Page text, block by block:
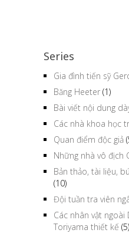
Series
Gia đình tiến sỹ
Băng Heeter (1)
Bài viết nội dung
Các nhà khoa học
Quan điểm độc giả
Những nhà vô địch
Bản thảo, tài liệu,
(10)
Đội tuần tra viên
Các nhân vật ngoài
Toriyama thiết kế (5)